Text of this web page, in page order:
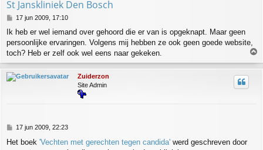
St Janskliniek Den Bosch
B
i
c
t
17 jun 2009, 17:10
Ik heb er wel iemand over gehoord die er van is opgeknapt. Maar geen
persoonlijke ervaringen. Volgens mij hebben ze ook geen goede website,
toch? Heb er zelf ook wel eens naar gekeken.
h
Zuiderzon
Site Admin
B
r
17 jun 2009, 22:23
Het boek 'Vechten met gerechten tegen candida' werd geschreven door